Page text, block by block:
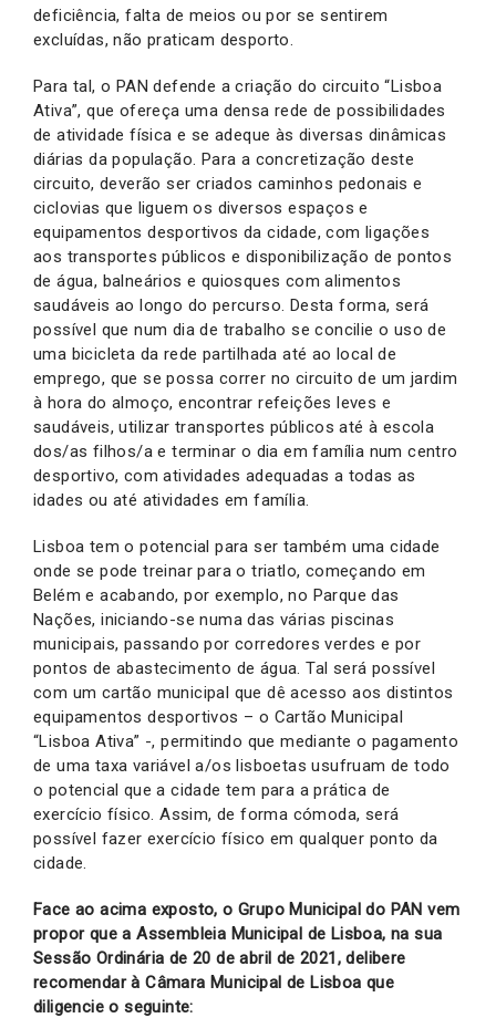
deficiência, falta de meios ou por se sentirem
excluídas, não praticam desporto.
Para tal, o PAN defende a criação do circuito “Lisboa
Ativa”, que ofereça uma densa rede de possibilidades
de atividade física e se adeque às diversas dinâmicas
diárias da população. Para a concretização deste
circuito, deverão ser criados caminhos pedonais e
ciclovias que liguem os diversos espaços e
equipamentos desportivos da cidade, com ligações
aos transportes públicos e disponibilização de pontos
de água, balneários e quiosques com alimentos
saudáveis ao longo do percurso. Desta forma, será
possível que num dia de trabalho se concilie o uso de
uma bicicleta da rede partilhada até ao local de
emprego, que se possa correr no circuito de um jardim
à hora do almoço, encontrar refeições leves e
saudáveis, utilizar transportes públicos até à escola
dos/as filhos/a e terminar o dia em família num centro
desportivo, com atividades adequadas a todas as
idades ou até atividades em família.
Lisboa tem o potencial para ser também uma cidade
onde se pode treinar para o triatlo, começando em
Belém e acabando, por exemplo, no Parque das
Nações, iniciando-se numa das várias piscinas
municipais, passando por corredores verdes e por
pontos de abastecimento de água. Tal será possível
com um cartão municipal que dê acesso aos distintos
equipamentos desportivos – o Cartão Municipal
“Lisboa Ativa” -, permitindo que mediante o pagamento
de uma taxa variável a/os lisboetas usufruam de todo
o potencial que a cidade tem para a prática de
exercício físico. Assim, de forma cómoda, será
possível fazer exercício físico em qualquer ponto da
cidade.
Face ao acima exposto, o Grupo Municipal do PAN vem
propor que a Assembleia Municipal de Lisboa, na sua
Sessão Ordinária de 20 de abril de 2021, delibere
recomendar à Câmara Municipal de Lisboa que
diligencie o seguinte: